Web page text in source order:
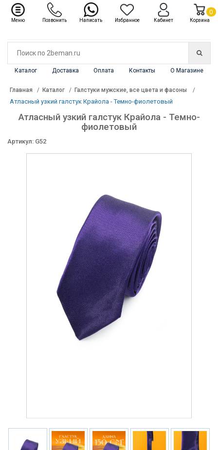
Каталог Доставка Оплата Контакты О Магазине
Каталог ✖
Главная Каталог Галстуки мужские, все цвета и фасоны
Атласный узкий галстук Крайола - Темно-фиолетовый
Атласный узкий галстук Крайола - Темно-
фиолетовый
Артикул: G52
Меню Позвонить Написать Избранное Кабинет Корзина
0